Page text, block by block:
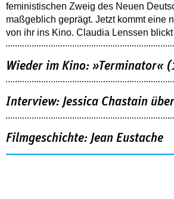
feministischen Zweig des Neuen
maßgeblich geprägt. Jetzt kommt eine
von ihr ins Kino. Claudia Lenssen blickt
Wieder im Kino: »Terminator«
Interview: Jessica Chastain
Filmgeschichte: Jean Eustache